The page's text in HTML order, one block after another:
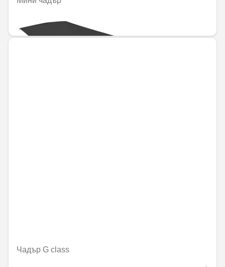
40,64 € / 79,49 лв.
Чадър G class